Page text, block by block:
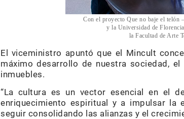
Con el proyecto Que no baje el
y la Universidad de
la Facultad de Arte
El viceministro apuntó que el Mincult
máximo desarrollo de nuestra sociedad,
inmuebles.
“La cultura es un vector esencial en el
enriquecimiento espiritual y a impulsar la
seguir consolidando las alianzas y el